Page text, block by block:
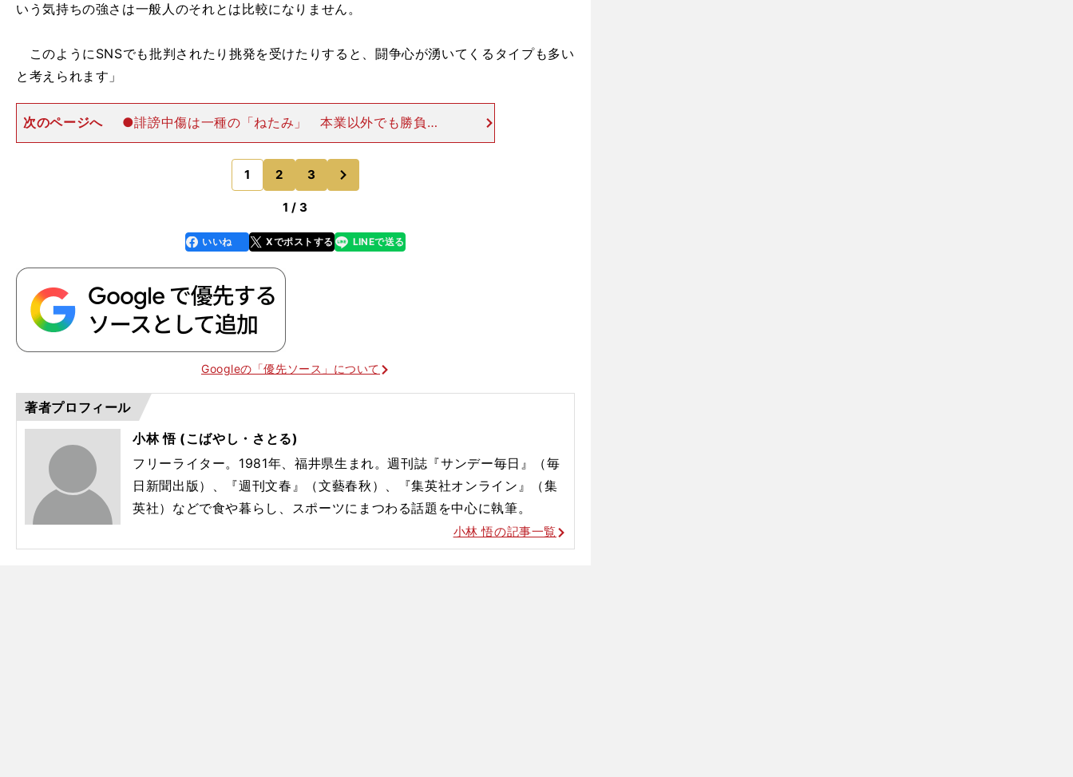
いう気持ちの強さは一般人のそれとは比較になりません。
このようにSNSでも批判されたり挑発を受けたりすると、闘争心が湧いてくるタイプも多い
と考えられます」
次のページへ
●誹謗中傷は一種の「ねたみ」 本業以外でも勝負本
能がたきつけられてしまうというわけか。ずいぶんと前の話だが、ダル
ビッシュ有がツイッターで「永遠と」と「延々と」の言葉の使い方を巡
り、それこそ「延々と」
1 2 3
1 / 3
faceboo
k
いいね Xでポストする
line LINEで送る
Googleの「優先ソース」について
著者プロフィール
小林 悟 (こばやし・さとる)
フリーライター。1981年、福井県生まれ。週刊誌『サンデー毎日』（毎
日新聞出版）、『週刊文春』（文藝春秋）、『集英社オンライン』（集
英社）などで食や暮らし、スポーツにまつわる話題を中心に執筆。
小林 悟の記事一覧
勝
、
」
笑
」